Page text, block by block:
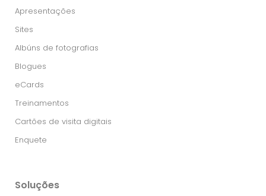
Apresentações
Sites
Albúns de fotografias
Blogues
eCards
Treinamentos
Cartões de visita digitais
Enquete
Soluções